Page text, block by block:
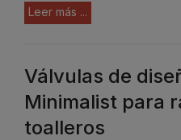
Leer más ...
Válvulas de
Minimalist para
toalleros